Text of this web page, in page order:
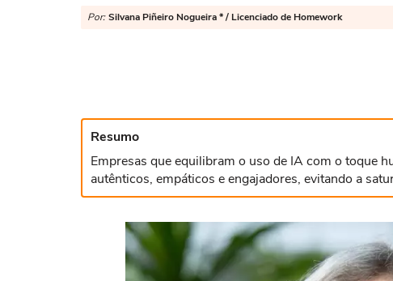
Por: Silvana Piñeiro Nogueira * / Licenciado de Homework
Resumo
Empresas que equilibram o uso de IA com o toque
autênticos, empáticos e engajadores, evitando a